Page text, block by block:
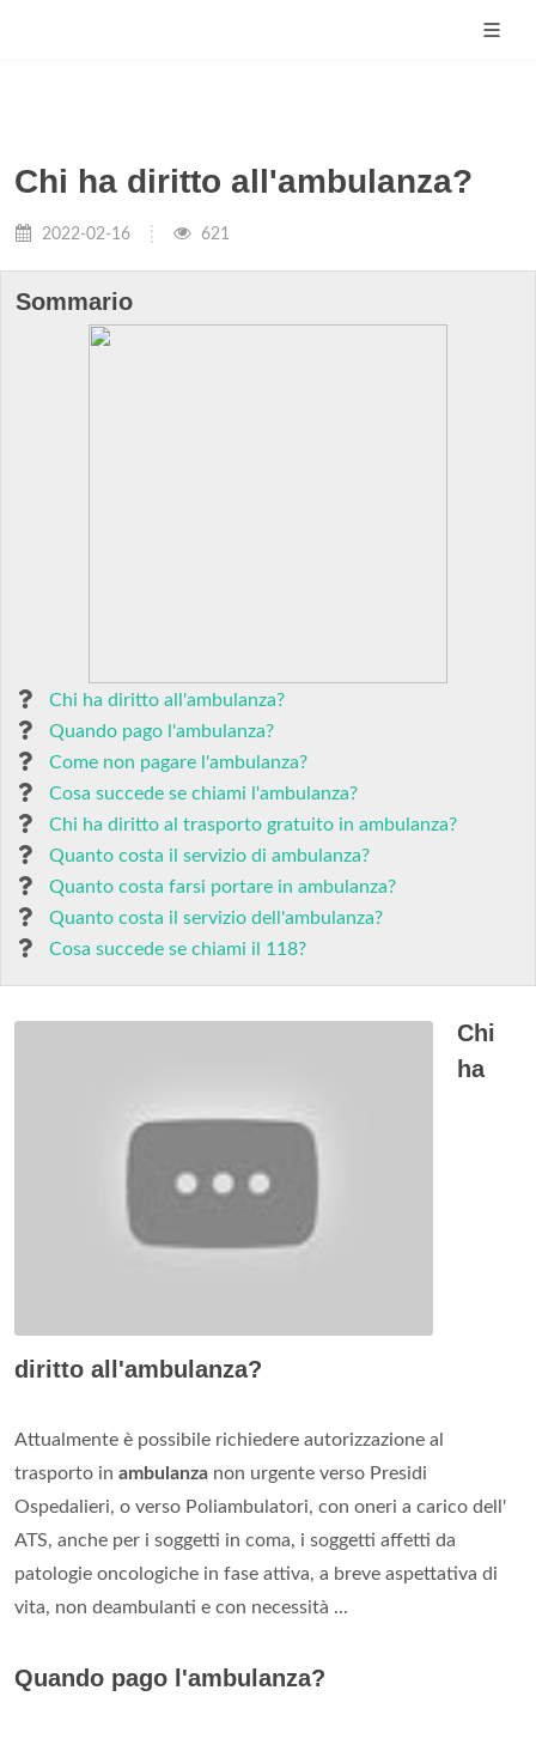
Chi ha diritto all'ambulanza?
2022-02-16 621
Sommario
Chi ha diritto all'ambulanza?
Quando pago l'ambulanza?
Come non pagare l'ambulanza?
Cosa succede se chiami l'ambulanza?
Chi ha diritto al trasporto gratuito in ambulanza?
Quanto costa il servizio di ambulanza?
Quanto costa farsi portare in ambulanza?
Quanto costa il servizio dell'ambulanza?
Cosa succede se chiami il 118?
Chi
ha
diritto all'ambulanza?
Attualmente è possibile richiedere autorizzazione al
trasporto in ambulanza non urgente verso Presidi
Ospedalieri, o verso Poliambulatori, con oneri a carico dell'
ATS, anche per i soggetti in coma, i soggetti affetti da
patologie oncologiche in fase attiva, a breve aspettativa di
vita, non deambulanti e con necessità ...
Quando pago l'ambulanza?